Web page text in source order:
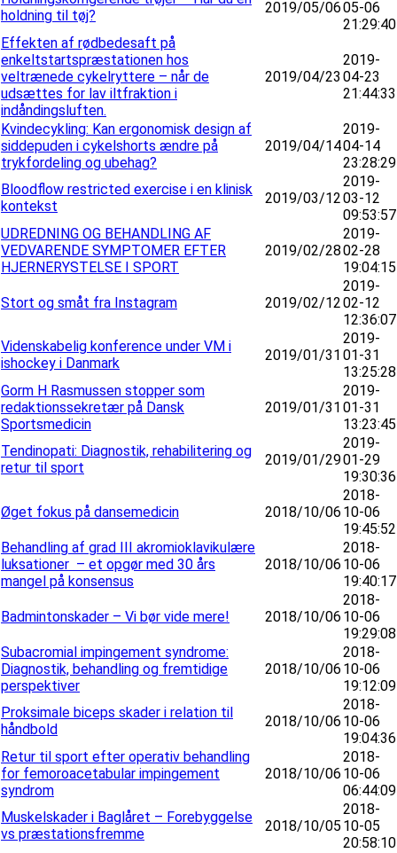
holdning til tøj?
2019/05/0605-06
21:29:40
Effekten af rødbedesaft på
enkeltstartspræstationen hos
veltrænede cykelryttere – når de
udsættes for lav iltfraktion i
indåndingsluften.
2019/04/23
2019-
04-23
21:44:33
Kvindecykling: Kan ergonomisk design af
siddepuden i cykelshorts ændre på
trykfordeling og ubehag?
2019/04/14
2019-
04-14
23:28:29
Bloodflow restricted exercise i en klinisk
kontekst
2019/03/12
2019-
03-12
09:53:57
UDREDNING OG BEHANDLING AF
VEDVARENDE SYMPTOMER EFTER
HJERNERYSTELSE I SPORT
2019/02/28
2019-
02-28
19:04:15
Stort og småt fra Instagram 2019/02/12
2019-
02-12
12:36:07
Videnskabelig konference under VM i
ishockey i Danmark
2019/01/31
2019-
01-31
13:25:28
Gorm H Rasmussen stopper som
redaktionssekretær på Dansk
Sportsmedicin
2019/01/31
2019-
01-31
13:23:45
Tendinopati: Diagnostik, rehabilitering og
retur til sport
2019/01/29
2019-
01-29
19:30:36
Øget fokus på dansemedicin 2018/10/06
2018-
10-06
19:45:52
Behandling af grad III akromioklavikulære
luksationer – et opgør med 30 års
mangel på konsensus
2018/10/06
2018-
10-06
19:40:17
Badmintonskader – Vi bør vide mere! 2018/10/06
2018-
10-06
19:29:08
Subacromial impingement syndrome:
Diagnostik, behandling og fremtidige
perspektiver
2018/10/06
2018-
10-06
19:12:09
Proksimale biceps skader i relation til
håndbold
2018/10/06
2018-
10-06
19:04:36
Retur til sport efter operativ behandling
for femoroacetabular impingement
syndrom
2018/10/06
2018-
10-06
06:44:09
Muskelskader i Baglåret – Forebyggelse
vs præstationsfremme
2018/10/05
2018-
10-05
20:58:10